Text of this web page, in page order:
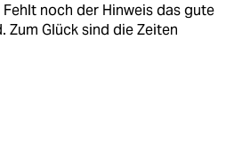
noch der Hinweis das gute
Zum Glück sind die Zeiten